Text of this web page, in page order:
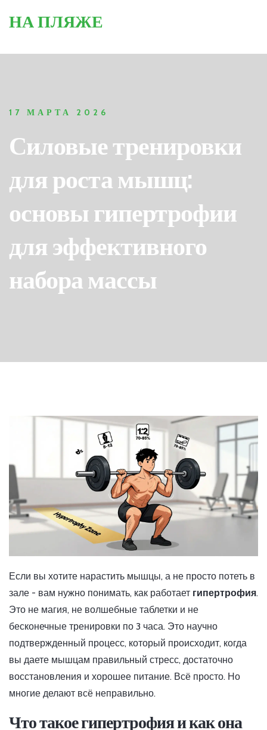
НА ПЛЯЖЕ
17 МАРТА 2026
Силовые тренировки
для роста мышц:
основы гипертрофии
для эффективного
набора массы
Если вы хотите нарастить мышцы, а не просто потеть в
зале - вам нужно понимать, как работает гипертрофия.
Это не магия, не волшебные таблетки и не
бесконечные тренировки по 3 часа. Это научно
подтвержденный процесс, который происходит, когда
вы даете мышцам правильный стресс, достаточно
восстановления и хорошее питание. Всё просто. Но
многие делают всё неправильно.
Что такое гипертрофия и как она